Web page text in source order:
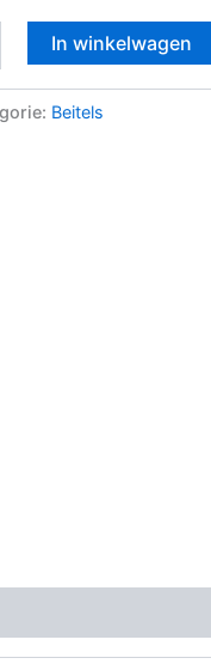
In winkelwagen
Beitels